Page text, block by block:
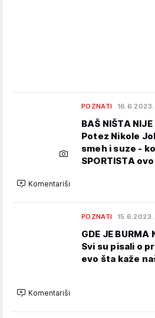
POZNATI 16.6.2023.
BAŠ NIŠTA NIJE
Potez Nikole
smeh i suze -
SPORTISTA
Komentariši
POZNATI 15.6.2023.
GDE JE
Svi su pisali o
evo šta kaže
Komentariši